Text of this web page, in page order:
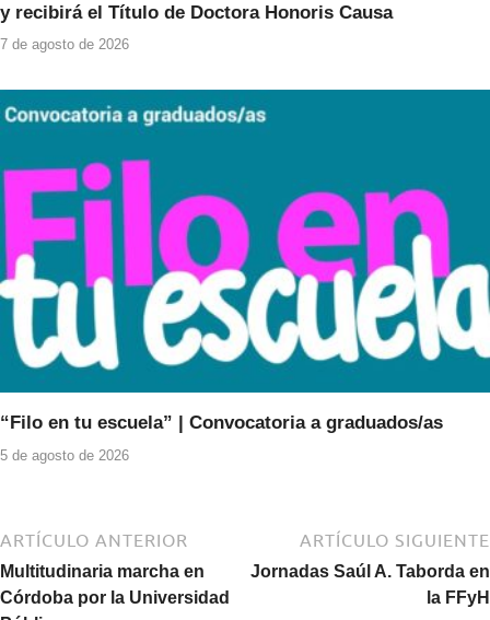
y recibirá el Título de Doctora Honoris Causa
7 de agosto de 2026
“Filo en tu escuela” | Convocatoria a graduados/as
5 de agosto de 2026
ARTÍCULO ANTERIOR
Multitudinaria marcha en
Córdoba por la Universidad
ARTÍCULO SIGUIENTE
Jornadas Saúl A. Taborda en
la FFyH